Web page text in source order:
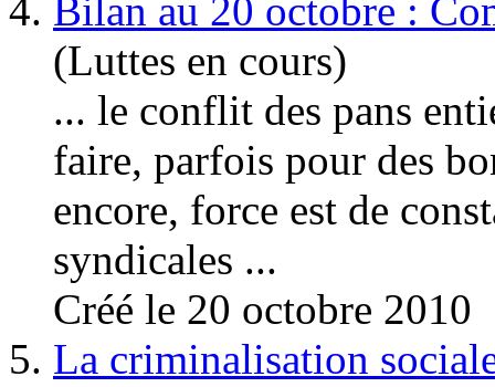
4. Bilan au 20 octobre :
(Luttes en cours)
... le conflit des pans
faire, parfois pour des
encore, force est de
syndicales ...
Créé le 20 octobre 2010
5. La criminalisation